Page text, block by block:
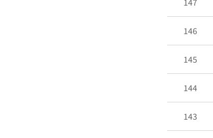
146
145
144
143